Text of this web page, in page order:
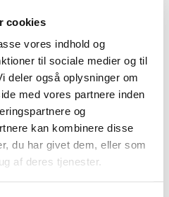
cookies
vores indhold og
til sociale medier og til
deler også oplysninger om
med vores partnere inden
og
kan kombinere disse
du har givet dem, eller som
af deres tjenester.
uden for
7 8 9